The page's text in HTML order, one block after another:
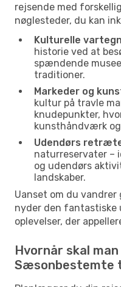
rejsende med
nøglesteder, du kan
Kulturelle
historie ved at
spændende
traditioner.
Markeder og
kultur på travle
knudepunkter,
kunsthåndværk
Udendørs
naturreservater –
og udendørs
landskaber.
Uanset om du
nyder den fantastiske
oplevelser, der
Hvornår skal
Sæsonbestemte